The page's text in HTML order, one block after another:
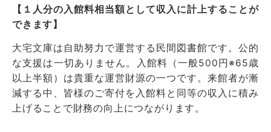
【１人分の入館料相当額として収入に計上することが
できます】
大宅文庫は自助努力で運営する民間図書館です。公的
な支援は一切ありません。入館料（一般500円※65歳
以上半額）は貴重な運営財源の一つです。来館者が漸
減する中、皆様のご寄付を入館料と同等の収入に積み
上げることで財務の向上につながります。